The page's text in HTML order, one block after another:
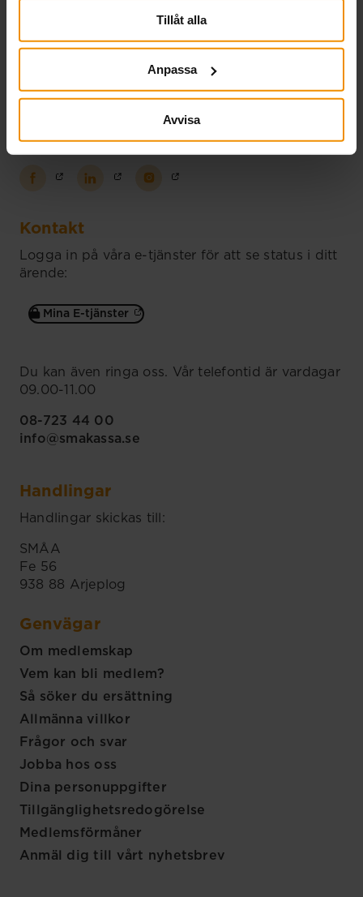
Tillåt alla
Anpassa
Avvisa
SMÅA är en a-kassa för företagare och deras
medelstora företag och som vill försäkra sig mot
inkomstbortfall vid arbetslöshet.
SMÅA startade sin verksamhet 1969 och är i dag
Sveriges största företagarägda
medlemsorganisation.
Kontakt
Logga in på våra e-tjänster för att se status i ditt
ärende:
Mina E-tjänster
Du kan även ringa oss. Vår telefontid är vardagar
09.00-11.00
08-723 44 00
info@smakassa.se
Handlingar
Handlingar skickas till:
SMÅA
Fe 56
938 88 Arjeplog
Genvägar
Om medlemskap
Vem kan bli medlem?
Så söker du ersättning
Allmänna villkor
Frågor och svar
Jobba hos oss
Dina personuppgifter
Tillgänglighetsredogörelse
Medlemsförmåner
Anmäl dig till vårt nyhetsbrev